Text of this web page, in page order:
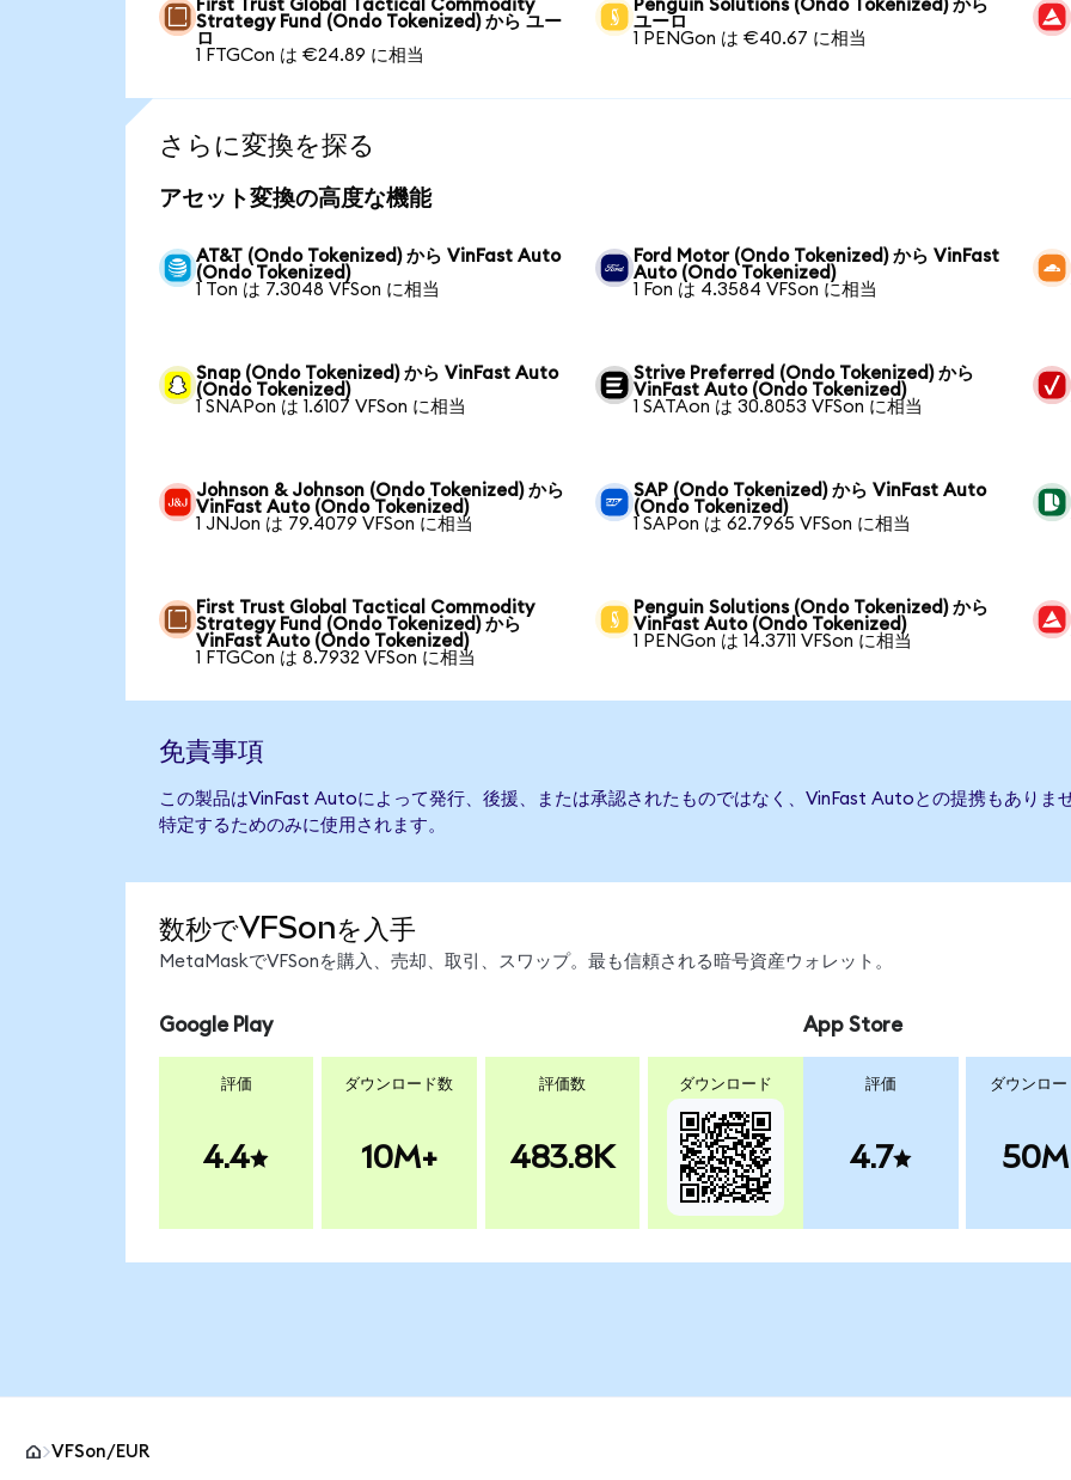
First Trust Global Tactical Commodity
Strategy Fund (Ondo Tokenized) から ユー
ロ
1 FTGCon は €24.89 に相当
Penguin Solutions (Ondo Tokenized) から
ユーロ
1 PENGon は €40.67 に相当
さらに変換を探る
アセット変換の高度な機能
AT&T (Ondo Tokenized) から VinFast Auto
(Ondo Tokenized)
1 Ton は 7.3048 VFSon に相当
Ford Motor (Ondo Tokenized) から VinFast
Auto (Ondo Tokenized)
1 Fon は 4.3584 VFSon に相当
Snap (Ondo Tokenized) から VinFast Auto
(Ondo Tokenized)
1 SNAPon は 1.6107 VFSon に相当
Strive Preferred (Ondo Tokenized) から
VinFast Auto (Ondo Tokenized)
1 SATAon は 30.8053 VFSon に相当
Johnson & Johnson (Ondo Tokenized) から
VinFast Auto (Ondo Tokenized)
1 JNJon は 79.4079 VFSon に相当
SAP (Ondo Tokenized) から VinFast Auto
(Ondo Tokenized)
1 SAPon は 62.7965 VFSon に相当
First Trust Global Tactical Commodity
Strategy Fund (Ondo Tokenized) から
VinFast Auto (Ondo Tokenized)
1 FTGCon は 8.7932 VFSon に相当
Penguin Solutions (Ondo Tokenized) から
VinFast Auto (Ondo Tokenized)
1 PENGon は 14.3711 VFSon に相当
免責事項
この製品はVinFast Autoによって発行、後援、または承認されたものではなく、VinFast Autoとの提携もありま
特定するためのみに使用されます。
数秒でVFSonを入手
MetaMaskでVFSonを購入、売却、取引、スワップ。最も信頼される暗号資産ウォレット。
Google Play
評価
4.4
ダウンロード数
10M+
評価数
483.8K
ダウンロード
App Store
評価
4.7
ダウンロー
VFSon/EUR